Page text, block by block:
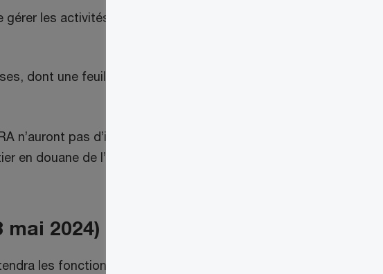
les activités d’importation commerciales de
dont une feuille de travail pour colliger les
n’auront pas d’incidence sur le processus de
douane de l’entreprise (si celle-ci a recours à de
mai 2024)
les fonctionnalités du PCG. On y ajoutera entre